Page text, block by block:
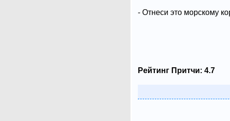
- Отнеси это морскому
Рейтинг Притчи: 4.7